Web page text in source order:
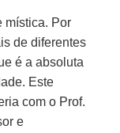
mística. Por
de diferentes
é a absoluta
Este
com o Prof.
e